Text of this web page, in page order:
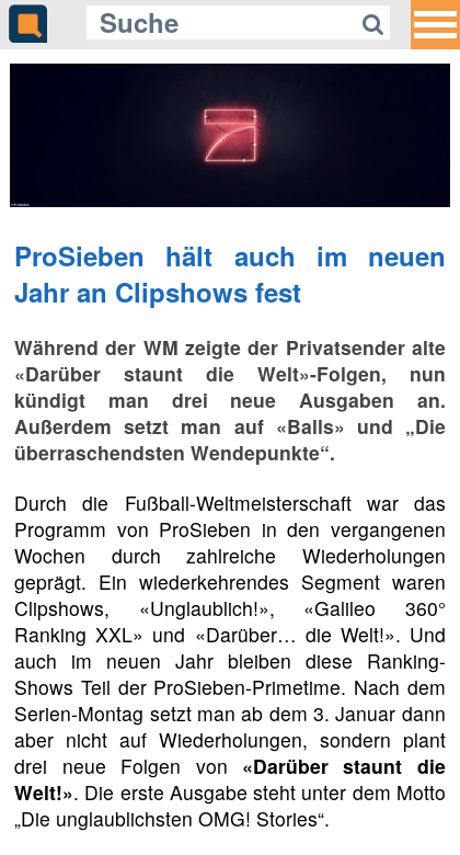
ProSieben hält auch im neuen
Jahr an Clipshows fest
Während der WM zeigte der Privatsender alte
«Darüber staunt die Welt»-Folgen, nun
kündigt man drei neue Ausgaben an.
Außerdem setzt man auf «Balls» und „Die
überraschendsten Wendepunkte“.
Durch die Fußball-Weltmeisterschaft war das
Programm von ProSieben in den vergangenen
Wochen durch zahlreiche Wiederholungen
geprägt. Ein wiederkehrendes Segment waren
Clipshows, «Unglaublich!», «Galileo 360°
Ranking XXL» und «Darüber… die Welt!». Und
auch im neuen Jahr bleiben diese Ranking-
Shows Teil der ProSieben-Primetime. Nach dem
Serien-Montag setzt man ab dem 3. Januar dann
aber nicht auf Wiederholungen, sondern plant
drei neue Folgen von «Darüber staunt die
Welt!». Die erste Ausgabe steht unter dem Motto
„Die unglaublichsten OMG! Stories“.